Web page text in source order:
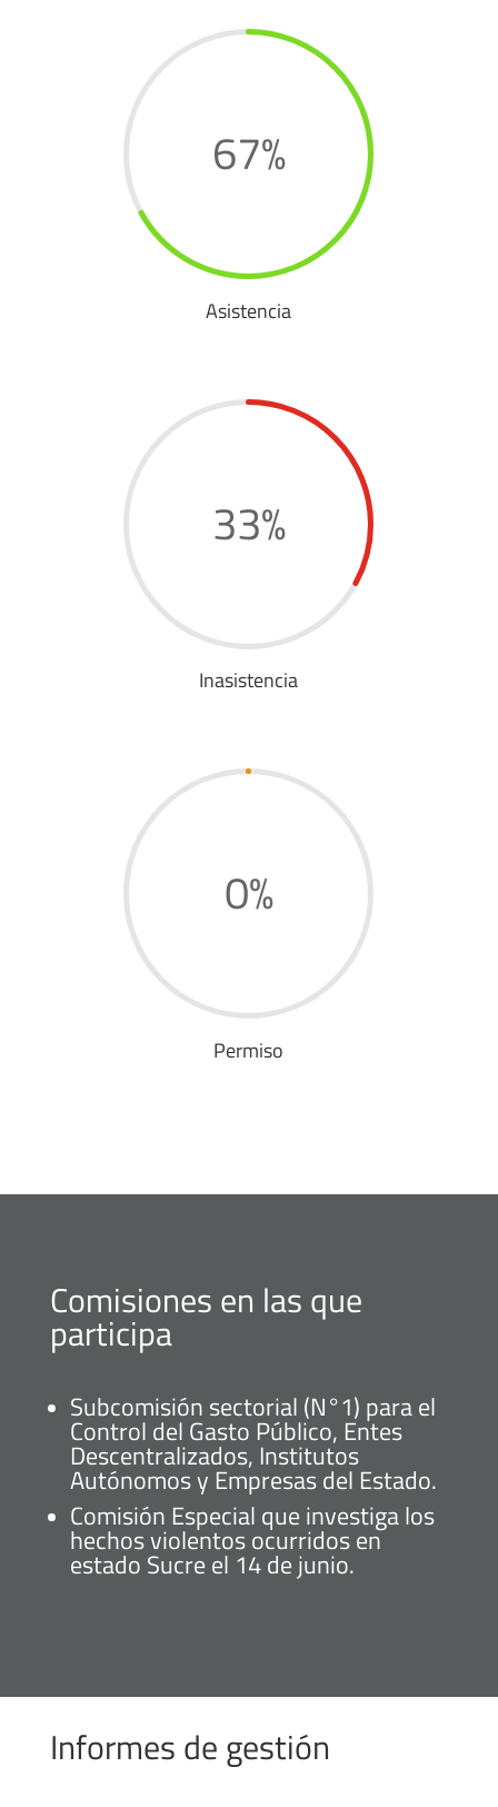
67%
Asistencia
33%
Inasistencia
0%
Permiso
Comisiones en las que
participa
Subcomisión sectorial (N°1) para el
Control del Gasto Público, Entes
Descentralizados, Institutos
Autónomos y Empresas del Estado.
Comisión Especial que investiga los
hechos violentos ocurridos en
estado Sucre el 14 de junio.
Informes de gestión